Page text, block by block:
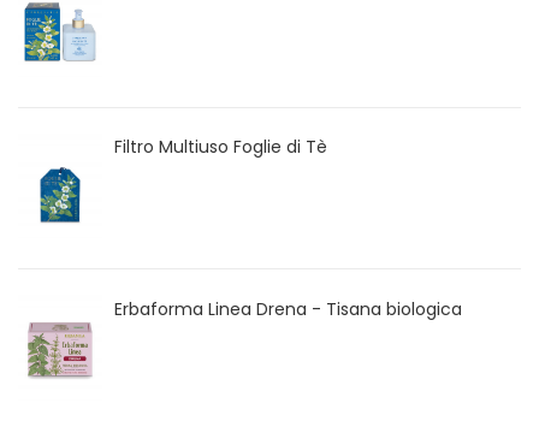
Filtro Multiuso Foglie di Tè
Erbaforma Linea Drena - Tisana biologica